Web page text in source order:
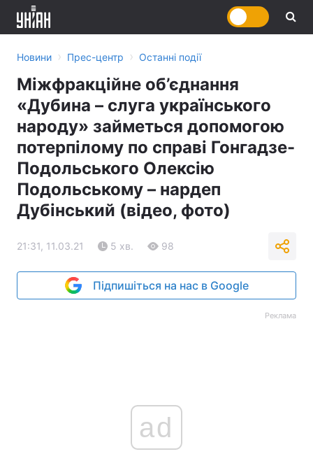
Новини › Прес-центр › Останні події
Міжфракційне об’єднання
«Дубина – слуга українського
народу» займеться допомогою
потерпілому по справі Гонгадзе-
Подольського Олексію
Подольському – нардеп
Дубінський (відео, фото)
21:31, 11.03.21 5 хв. 98
Підпишіться на нас в Google
Реклама
ad